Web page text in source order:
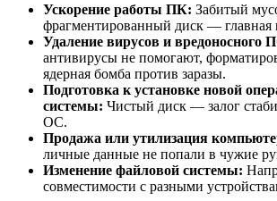
Ускорение работы ПК: Забитый
фрагментированный диск — главная
Удаление вирусов и вредоносного
антивирусы не помогают,
ядерная бомба против заразы.
Подготовка к установке новой
системы: Чистый диск — залог
ОС.
Продажа или утилизация
личные данные не попали в чужие
Изменение файловой системы:
совместимости с разными